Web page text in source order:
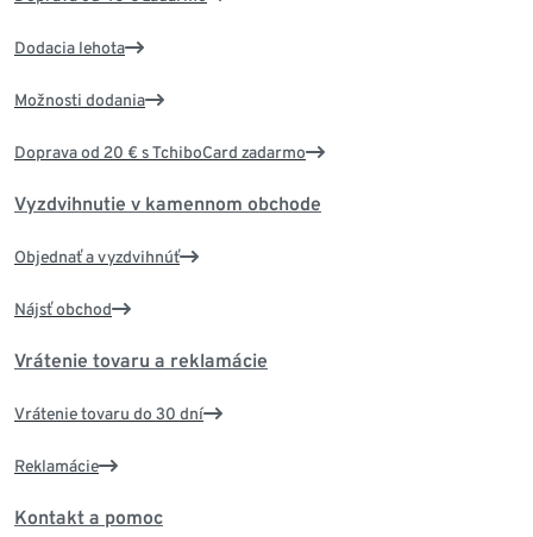
Dodacia lehota
Možnosti dodania
Doprava od 20 € s TchiboCard zadarmo
Vyzdvihnutie v kamennom obchode
Objednať a vyzdvihnúť
Nájsť obchod
Vrátenie tovaru a reklamácie
Vrátenie tovaru do 30 dní
Reklamácie
Kontakt a pomoc